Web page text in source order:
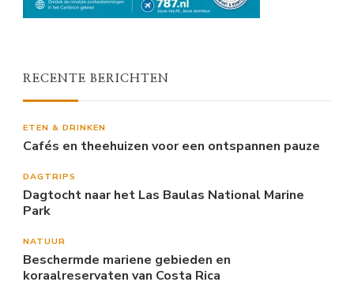
RECENTE BERICHTEN
ETEN & DRINKEN
Cafés en theehuizen voor een ontspannen pauze
DAGTRIPS
Dagtocht naar het Las Baulas National Marine
Park
NATUUR
Beschermde mariene gebieden en
koraalreservaten van Costa Rica